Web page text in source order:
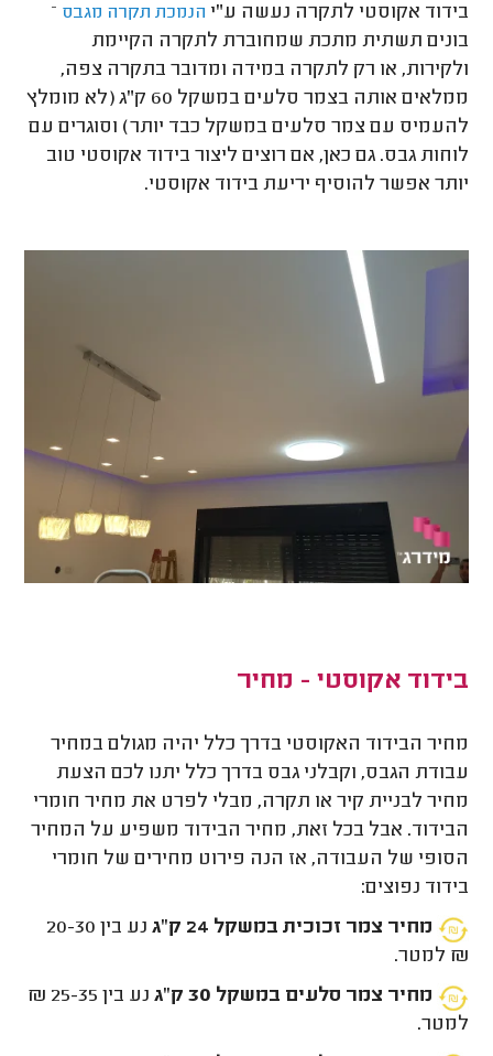
בידוד אקוסטי לתקרה נעשה ע"י הנמכת תקרה מגבס –
בונים תשתית מתכת שמחוברת לתקרה הקיימת
ולקירות, או רק לתקרה במידה ומדובר בתקרה צפה,
ממלאים אותה בצמר סלעים במשקל 60 ק"ג (לא מומלץ
להעמיס עם צמר סלעים במשקל כבד יותר) וסוגרים עם
לוחות גבס. גם כאן, אם רוצים ליצור בידוד אקוסטי טוב
יותר אפשר להוסיף יריעת בידוד אקוסטי.
בידוד אקוסטי - מחיר
מחיר הבידוד האקוסטי בדרך כלל יהיה מגולם במחיר
עבודת הגבס, וקבלני גבס בדרך כלל יתנו לכם הצעת
מחיר לבניית קיר או תקרה, מבלי לפרט את מחיר חומרי
הבידוד. אבל בכל זאת, מחיר הבידוד משפיע על המחיר
הסופי של העבודה, אז הנה פירוט מחירים של חומרי
בידוד נפוצים:
מחיר צמר זכוכית במשקל 24 ק"ג
נע בין 20-30
₪ למטר.
מחיר צמר סלעים במשקל 30 ק"ג
נע בין 25-35 ₪
למטר.